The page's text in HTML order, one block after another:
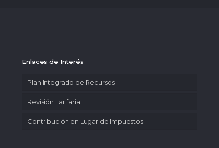
Enlaces de Interés
Plan Integrado de Recursos
Revisión Tarifaria
Contribución en Lugar de Impuestos